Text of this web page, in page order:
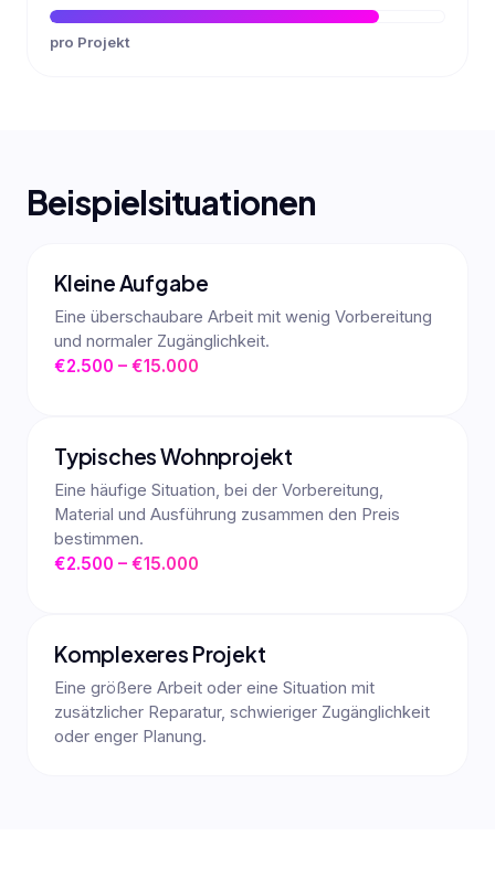
pro Projekt
Beispielsituationen
Kleine Aufgabe
Eine überschaubare Arbeit mit wenig Vorbereitung
und normaler Zugänglichkeit.
€2.500 – €15.000
Typisches Wohnprojekt
Eine häufige Situation, bei der Vorbereitung,
Material und Ausführung zusammen den Preis
bestimmen.
€2.500 – €15.000
Komplexeres Projekt
Eine größere Arbeit oder eine Situation mit
zusätzlicher Reparatur, schwieriger Zugänglichkeit
oder enger Planung.